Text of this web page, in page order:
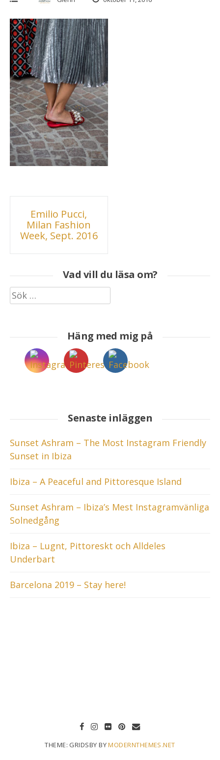
Inläggsnavigering
Emilio Pucci,
Milan Fashion
Week, Sept. 2016
Vad vill du läsa om?
Sök
efter:
Häng med mig på
Senaste inläggen
Sunset Ashram – The Most Instagram Friendly
Sunset in Ibiza
Ibiza – A Peaceful and Pittoresque Island
Sunset Ashram – Ibiza’s Mest Instagramvänliga
Solnedgång
Ibiza – Lugnt, Pittoreskt och Alldeles
Underbart
Barcelona 2019 – Stay here!
THEME: GRIDSBY BYMODERNTHEMES.NET